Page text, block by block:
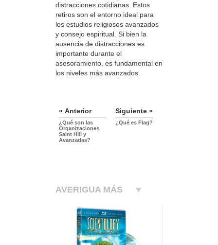
distracciones cotidianas. Estos
retiros son el entorno ideal para
los estudios religiosos avanzados
y consejo espiritual. Si bien la
ausencia de distracciones es
importante durante el
asesoramiento, es fundamental en
los niveles más avanzados.
« Anterior
¿Qué son las
Organizaciones
Saint Hill y
Avanzadas?
Siguiente »
¿Qué es Flag?
AVERIGUA MÁS